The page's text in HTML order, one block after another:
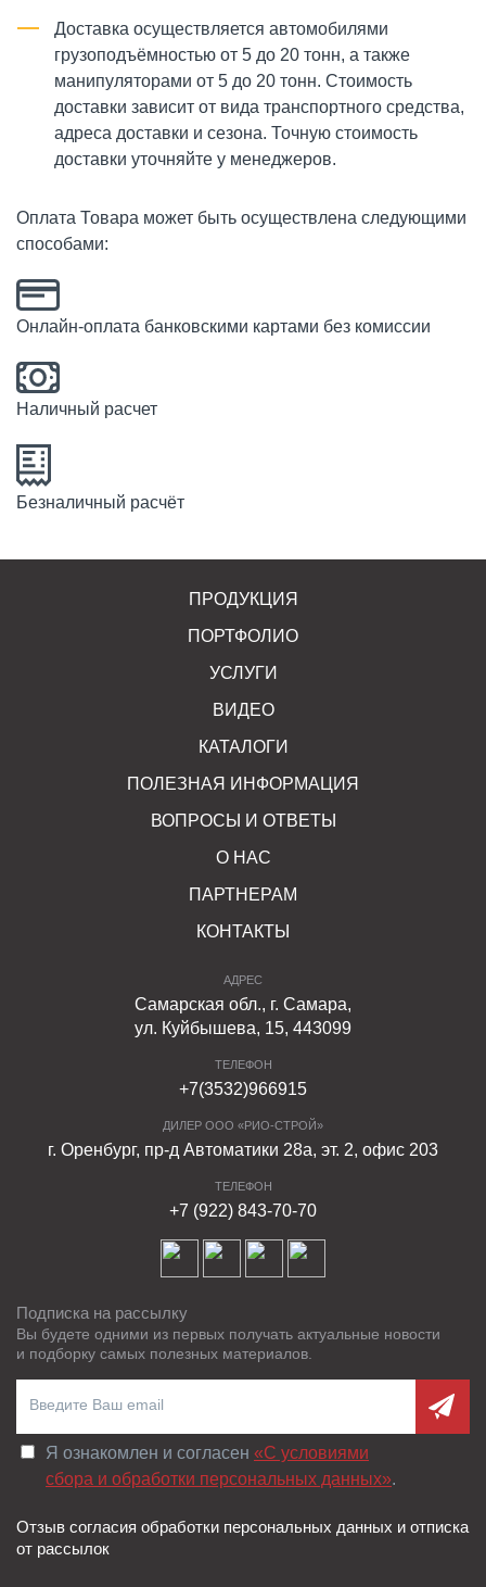
Доставка осуществляется автомобилями
грузоподъёмностью от 5 до 20 тонн, а также
манипуляторами от 5 до 20 тонн. Стоимость
доставки зависит от вида транспортного средства,
адреса доставки и сезона. Точную стоимость
доставки уточняйте у менеджеров.
Оплата Товара может быть осуществлена следующими
способами:
Онлайн-оплата банковскими картами без комиссии
Наличный расчет
Безналичный расчёт
ПРОДУКЦИЯ
ПОРТФОЛИО
УСЛУГИ
ВИДЕО
КАТАЛОГИ
ПОЛЕЗНАЯ ИНФОРМАЦИЯ
ВОПРОСЫ И ОТВЕТЫ
О НАС
ПАРТНЕРАМ
КОНТАКТЫ
АДРЕС
Самарская обл., г. Самара,
ул. Куйбышева, 15, 443099
ТЕЛЕФОН
+7(3532)966915
ДИЛЕР ООО «РИО-СТРОЙ»
г. Оренбург, пр-д Автоматики 28а, эт. 2, офис 203
ТЕЛЕФОН
+7 (922) 843-70-70
Подписка на рассылку
Вы будете одними из первых получать актуальные новости
и подборку самых полезных материалов.
Я ознакомлен и согласен «C условиями
сбора и обработки персональных данных».
Отзыв согласия обработки персональных данных и отписка
от рассылок